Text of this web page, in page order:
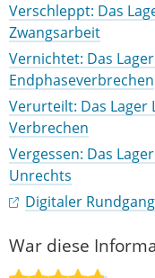
Verschleppt: Das
Zwangsarbeit
Vernichtet: Das
Endphaseverbrechen
Verurteilt: Das Lager
Verbrechen
Vergessen: Das
Unrechts
Digitaler
War diese